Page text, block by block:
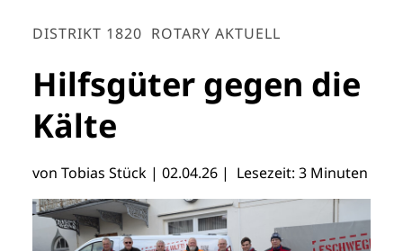
DISTRIKT 1820 ROTARY AKTUELL
Hilfsgüter gegen die
Kälte
von Tobias Stück | 02.04.26 | Lesezeit: 3 Minuten